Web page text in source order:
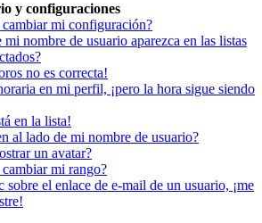
y configuraciones
cambiar mi configuración?
nombre de usuario aparezca en las listas
no es correcta!
en mi perfil, ¡pero la hora sigue siendo
en la lista!
al lado de mi nombre de usuario?
un avatar?
mi rango?
sobre el enlace de e-mail de un usuario, ¡me